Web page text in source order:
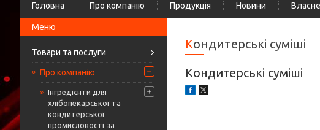
Головна Про компанію Продукція Новини
Товари та послуги
Про компанію
Інгредієнти для
хлібопекарської та
кондитерської
промисловості за
Кондитерські суміші
Кондитерські суміші